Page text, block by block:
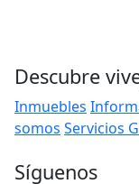
Descubre
Inmuebles
somos Servicios
Síguenos